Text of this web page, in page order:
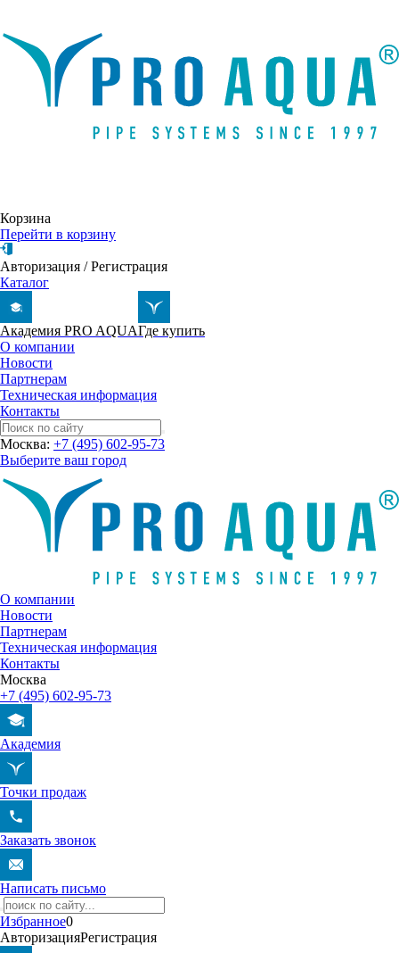
Корзина
Перейти в корзину
Авторизация /Регистрация
Каталог
Академия PRO AQUAГде купить
О компании
Новости
Партнерам
Техническая информация
Контакты
Москва: +7 (495) 602-95-73
Выберите ваш город
О компании
Новости
Партнерам
Техническая информация
Контакты
Москва
+7 (495) 602-95-73
Академия
Точки продаж
Заказать звонок
Написать письмо
Избранное0
АвторизацияРегистрация